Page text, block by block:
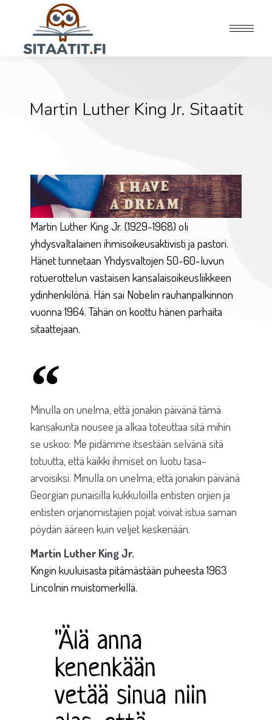
Martin Luther King Jr. Sitaatit
Martin Luther King Jr. (1929-1968) oli
yhdysvaltalainen ihmisoikeusaktivisti ja pastori.
Hänet tunnetaan Yhdysvaltojen 50-60-luvun
rotuerottelun vastaisen kansalaisoikeusliikkeen
ydinhenkilönä. Hän sai Nobelin rauhanpalkinnon
vuonna 1964. Tähän on koottu hänen parhaita
sitaattejaan.
Minulla on unelma, että jonakin päivänä tämä
kansakunta nousee ja alkaa toteuttaa sitä mihin
se uskoo: Me pidämme itsestään selvänä sitä
totuutta, että kaikki ihmiset on luotu tasa-
arvoisiksi. Minulla on unelma, että jonakin päivänä
Georgian punaisilla kukkuloilla entisten orjien ja
entisten orjanomistajien pojat voivat istua saman
pöydän ääreen kuin veljet keskenään.
Martin Luther King Jr.
Kingin kuuluisasta pitämästään puheesta 1963
Lincolnin muistomerkillä.
"Älä anna
kenenkään
vetää sinua niin